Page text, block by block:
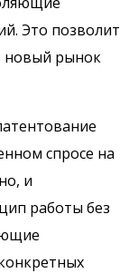
Это позволит
новый рынок
спросе на
и
работы без